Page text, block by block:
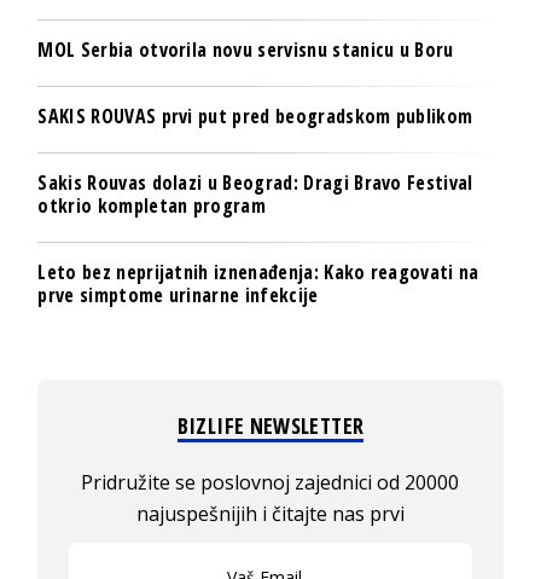
MOL Serbia otvorila novu servisnu stanicu u Boru
SAKIS ROUVAS prvi put pred beogradskom publikom
Sakis Rouvas dolazi u Beograd: Dragi Bravo Festival
otkrio kompletan program
Leto bez neprijatnih iznenađenja: Kako reagovati na
prve simptome urinarne infekcije
BIZLIFE NEWSLETTER
Pridružite se poslovnoj zajednici od 20000
najuspešnijih i čitajte nas prvi